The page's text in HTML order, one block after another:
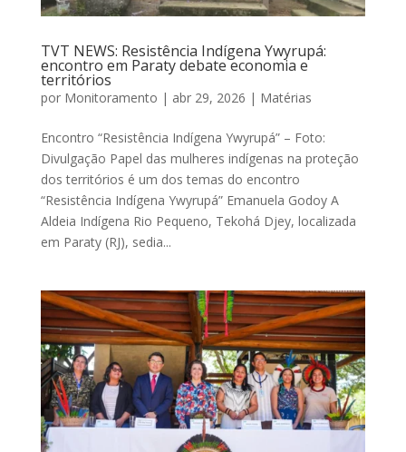
TVT NEWS: Resistência Indígena Ywyrupá:
encontro em Paraty debate economia e
territórios
por Monitoramento | abr 29, 2026 | Matérias
Encontro “Resistência Indígena Ywyrupá” – Foto:
Divulgação Papel das mulheres indígenas na proteção
dos territórios é um dos temas do encontro
“Resistência Indígena Ywyrupá” Emanuela Godoy A
Aldeia Indígena Rio Pequeno, Tekohá Djey, localizada
em Paraty (RJ), sedia...